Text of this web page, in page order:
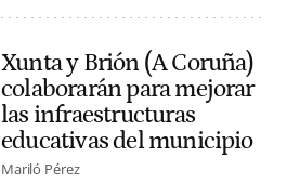
Xunta y Brión (A Coruña)
colaborarán para mejorar
las infraestructuras
educativas del municipio
Mariló Pérez